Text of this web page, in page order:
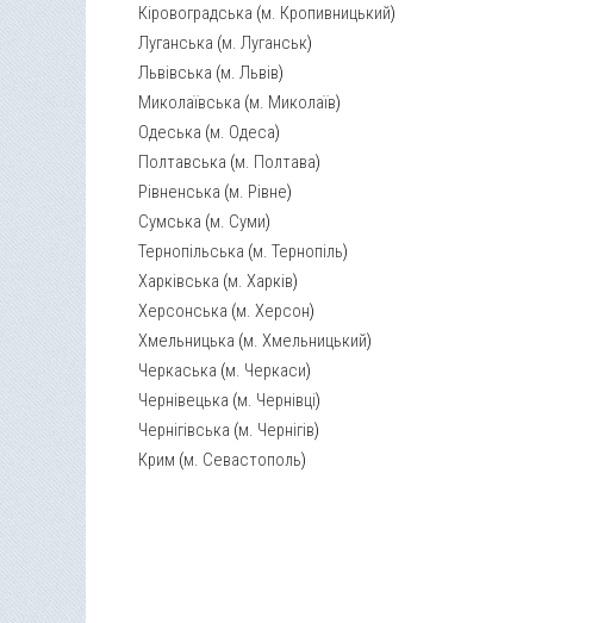
Кіровоградська (м. Кропивницький)
Луганська (м. Луганськ)
Львівська (м. Львів)
Миколаївська (м. Миколаїв)
Одеська (м. Одеса)
Полтавська (м. Полтава)
Рівненська (м. Рівне)
Сумська (м. Суми)
Тернопільська (м. Тернопіль)
Харківська (м. Харків)
Херсонська (м. Херсон)
Хмельницька (м. Хмельницький)
Черкаська (м. Черкаси)
Чернівецька (м. Чернівці)
Чернігівська (м. Чернігів)
Крим (м. Севастополь)